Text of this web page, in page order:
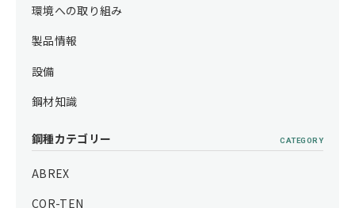
環境への取り組み
製品情報
設備
鋼材知識
鋼種カテゴリー CATEGORY
ABREX
COR-TEN